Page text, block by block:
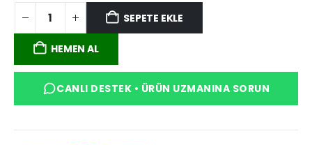
SEPETE EKLE
HEMEN AL
CANLI DESTEK • ÜRÜN UZMANINA SORUN